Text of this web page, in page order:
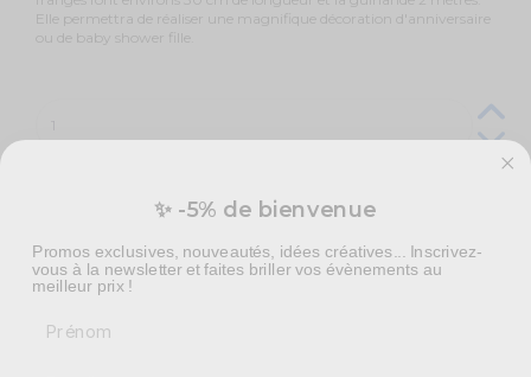
Elle permettra de réaliser une magnifique décoration d'anniversaire
ou de baby shower fille.
Colissimo Points de retrait :Mardi 11 Août 2026
Livraison express en 48h :
✨ -5% de bienvenue
Promos exclusives, nouveautés, idées créatives... Inscrivez-
vous à la newsletter et faites briller vos évènements au
meilleur prix !
Prénom